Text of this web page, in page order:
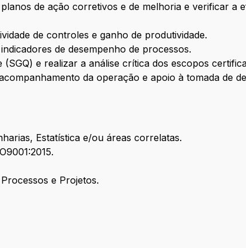
de ação corretivos e de melhoria e verificar a
de controles e ganho de produtividade.
de desempenho de processos.
e realizar a análise crítica dos escopos
da operação e apoio à tomada de
Estatística e/ou áreas correlatas.
e Projetos.